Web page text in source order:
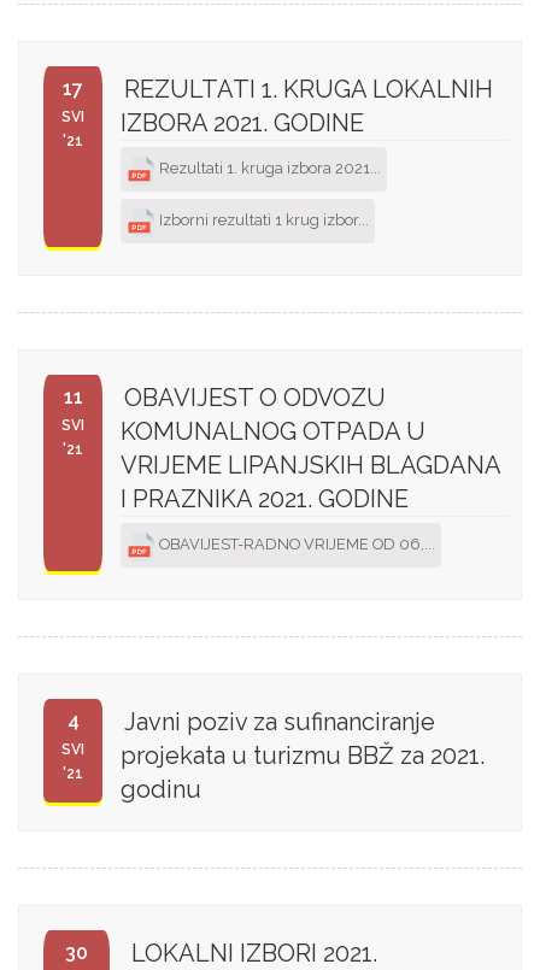
17
SVI
'21
REZULTATI 1. KRUGA LOKALNIH
IZBORA 2021. GODINE
Rezultati 1. kruga izbora 2021...
Izborni rezultati 1 krug izbor...
11
SVI
'21
OBAVIJEST O ODVOZU
KOMUNALNOG OTPADA U
VRIJEME LIPANJSKIH BLAGDANA
I PRAZNIKA 2021. GODINE
OBAVIJEST-RADNO VRIJEME OD 06,...
4
SVI
'21
Javni poziv za sufinanciranje
projekata u turizmu BBŽ za 2021.
godinu
30
LOKALNI IZBORI 2021.